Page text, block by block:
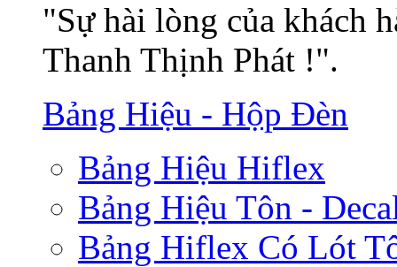
"Sự hài lòng của khách
Thanh Thịnh Phát !".
Bảng Hiệu - Hộp Đèn
Bảng Hiệu Hiflex
Bảng Hiệu Tôn -
Bảng Hiflex Có Lót